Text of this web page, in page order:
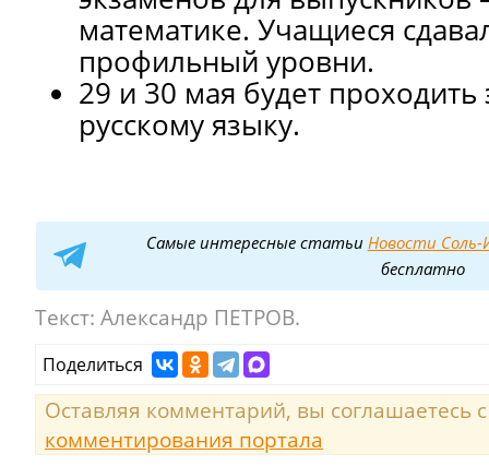
математике. Учащиеся
профильный уровни.
29 и 30 мая будет проходить
русскому языку.
Самые интересные статьи Новости Соль-
бесплатно
Текст: Александр ПЕТРОВ.
Поделиться
Оставляя комментарий, вы соглашаетесь
комментирования портала